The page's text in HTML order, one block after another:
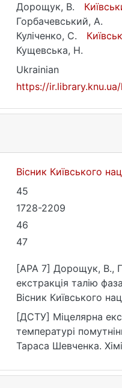
Дорощук, В.
Горбачевський, A.
Куліченко, С.
Кущевська, Н.
Ukrainian
https://
Вісник Київського
45
1728-2209
46
47
[APA 7] Дорощук, В.,
екстракція талію
Вісник Київського
https://
[ДСТУ] Міцелярна
температурі
Тараса Шевченка.